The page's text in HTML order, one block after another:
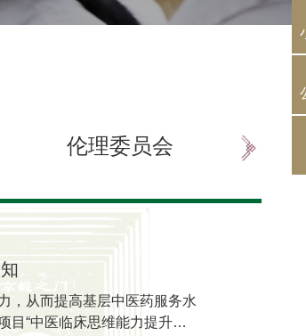
伦理委员会 科研
，从而提高基层中医药服务水
目“中医临床思维能力提升培